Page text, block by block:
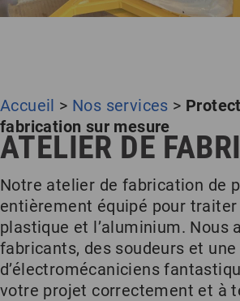
Accueil > Nos services >
fabrication sur mesure
ATELIER DE
Notre atelier de fabrication de
entièrement équipé pour traiter
plastique et l’aluminium. Nous
fabricants, des soudeurs et une
d’électromécaniciens
votre projet correctement et à